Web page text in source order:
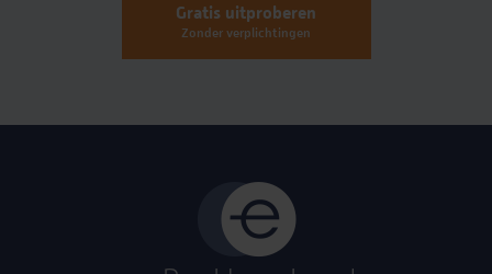
Gratis uitproberen
Zonder verplichtingen